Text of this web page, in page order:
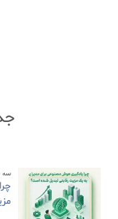
سه شنبه